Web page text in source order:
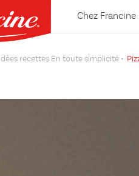
Chez Francine
Idées recettes En toute simplicité